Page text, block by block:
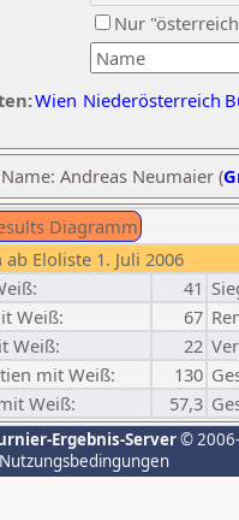
Nur
Wien Niederösterreich
Andreas Neumaier (
Eloliste 1. Juli 2006
41
Weiß:
67
Weiß:
22
mit Weiß:
130
Weiß:
57,3
Ergebnis-Server©